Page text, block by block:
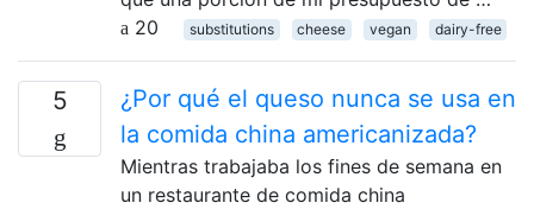
20
substitutions cheese vegan dairy-free
5
¿Por qué el queso nunca se usa en
la comida china americanizada?
Mientras trabajaba los fines de semana en
un restaurante de comida china